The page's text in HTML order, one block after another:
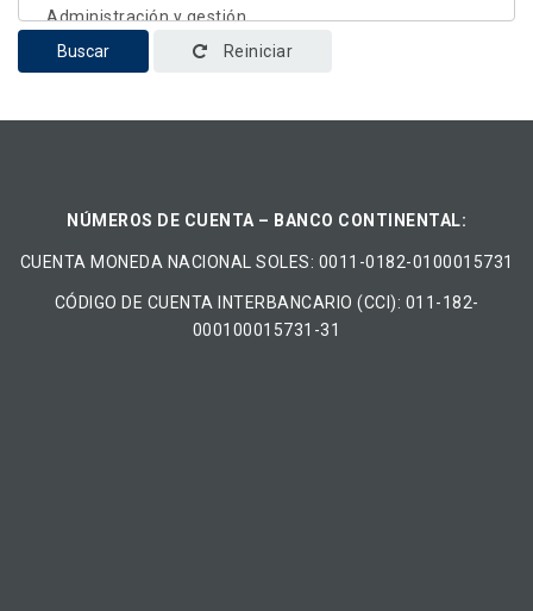
Buscar Reiniciar
NÚMEROS DE CUENTA – BANCO CONTINENTAL:
CUENTA MONEDA NACIONAL​ ​SOLES​: 0011-0182-0100015731
CÓDIGO DE CUENTA INTERBANCARIO (CCI): 011-182-
000100015731-31